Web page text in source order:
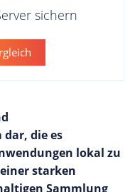
sichern
die es
lokal zu
starken
Sammlung